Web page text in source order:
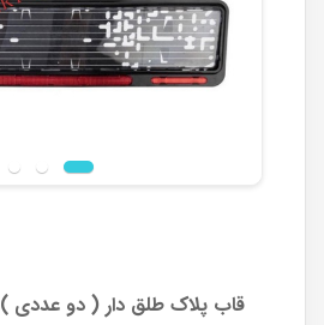
قاب پلاک طلق دار ( دو عددی )